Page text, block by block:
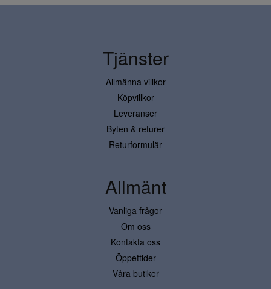
Tjänster
Allmänna villkor
Köpvillkor
Leveranser
Byten & returer
Returformulär
Allmänt
Vanliga frågor
Om oss
Kontakta oss
Öppettider
Våra butiker